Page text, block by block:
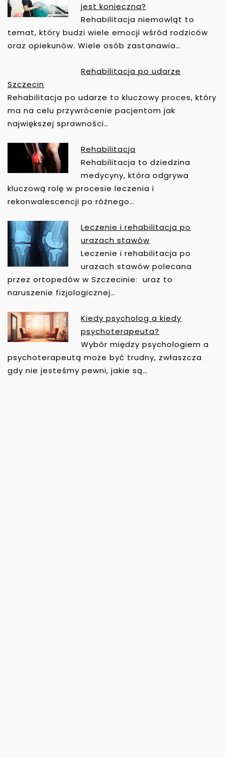
jest konieczna?
Rehabilitacja niemowląt to
temat, który budzi wiele emocji wśród rodziców
oraz opiekunów. Wiele osób zastanawia…
Rehabilitacja po udarze
Szczecin
Rehabilitacja po udarze to kluczowy proces, który
ma na celu przywrócenie pacjentom jak
największej sprawności…
Rehabilitacja
Rehabilitacja to dziedzina
medycyny, która odgrywa
kluczową rolę w procesie leczenia i
rekonwalescencji po różnego…
Leczenie i rehabilitacja po
urazach stawów
Leczenie i rehabilitacja po
urazach stawów polecana
przez ortopedów w Szczecinie: uraz to
naruszenie fizjologicznej…
Kiedy psycholog a kiedy
psychoterapeuta?
Wybór między psychologiem a
psychoterapeutą może być trudny, zwłaszcza
gdy nie jesteśmy pewni, jakie są…
N
A
W
I
C
J
A
W
P
I